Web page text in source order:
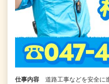
仕事内容
道路工事などを安全に